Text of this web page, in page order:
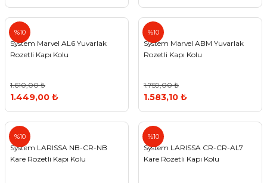
%10
System Marvel AL6 Yuvarlak
Rozetli Kapı Kolu
1.610,00 ₺
1.449,00 ₺
%10
System Marvel ABM Yuvarlak
Rozetli Kapı Kolu
1.759,00 ₺
1.583,10 ₺
%10
System LARISSA NB-CR-NB
Kare Rozetli Kapı Kolu
%10
System LARISSA CR-CR-AL7
Kare Rozetli Kapı Kolu